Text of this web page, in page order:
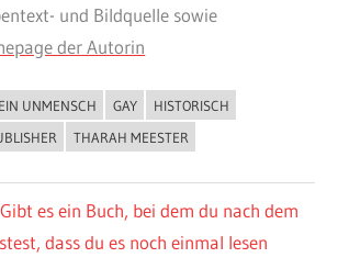
und Bildquelle sowie
der Autorin
UNMENSCH GAY
HISTORISCH
THARAH MEESTER
es ein Buch, bei dem du nach dem
dass du es noch einmal lesen